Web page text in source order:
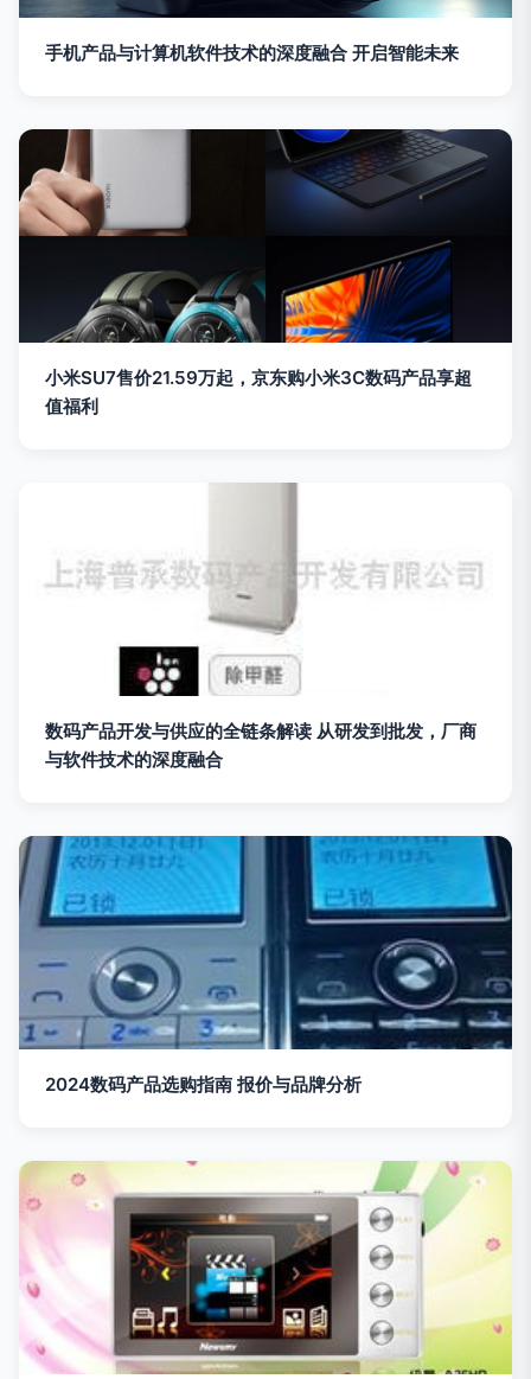
手机产品与计算机软件技术的深度融合 开启智能未来
小米SU7售价21.59万起，京东购小米3C数码产品享超
值福利
数码产品开发与供应的全链条解读 从研发到批发，厂商
与软件技术的深度融合
2024数码产品选购指南 报价与品牌分析